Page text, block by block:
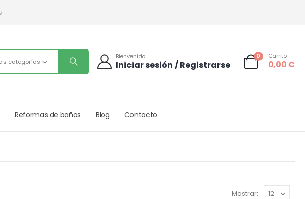
categorías
Bienvenido
Iniciar sesión / Registrarse
0 Carrito
0,00€
Reformas de baños Blog Contacto
Mostrar: